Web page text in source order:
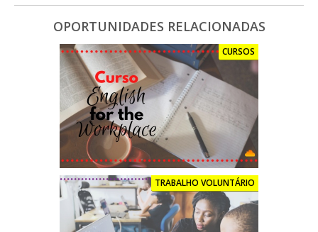
OPORTUNIDADES RELACIONADAS
CURSOS
TRABALHO VOLUNTÁRIO